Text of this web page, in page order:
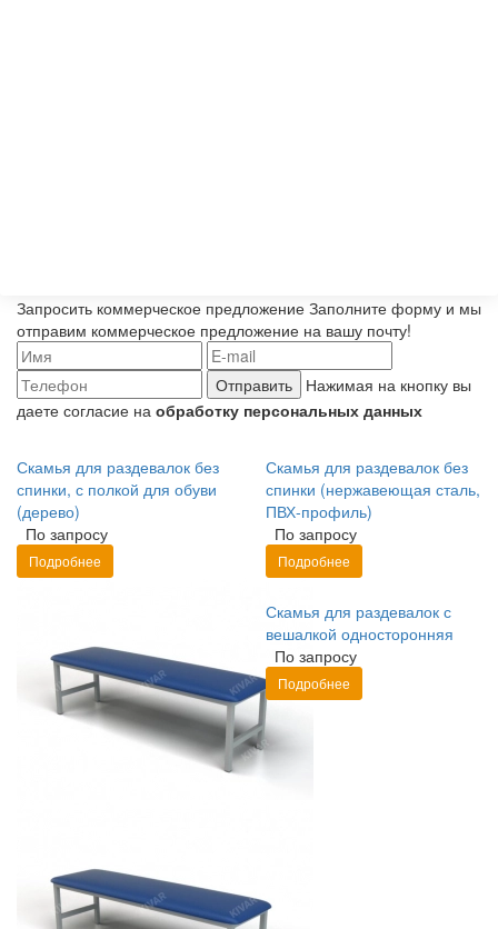
Запросить коммерческое предложение Заполните форму и мы
отправим коммерческое предложение на вашу почту!
Отправить
Нажимая на кнопку вы
даете согласие на обработку персональных данных
Скамья для раздевалок без
спинки, с полкой для обуви
(дерево)
По запросу
Подробнее
Скамья для раздевалок без
спинки (нержавеющая сталь,
ПВХ-профиль)
По запросу
Подробнее
Скамья для раздевалок с
вешалкой односторонняя
По запросу
Подробнее